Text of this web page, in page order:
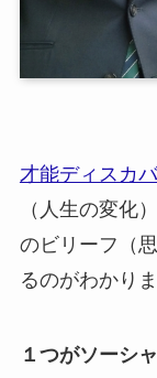
才能ディスカ
（人生の変化
のビリーフ（
るのがわかりま
１つがソーシ